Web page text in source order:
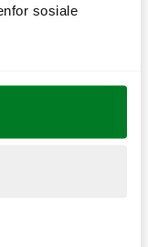
sosiale
appen